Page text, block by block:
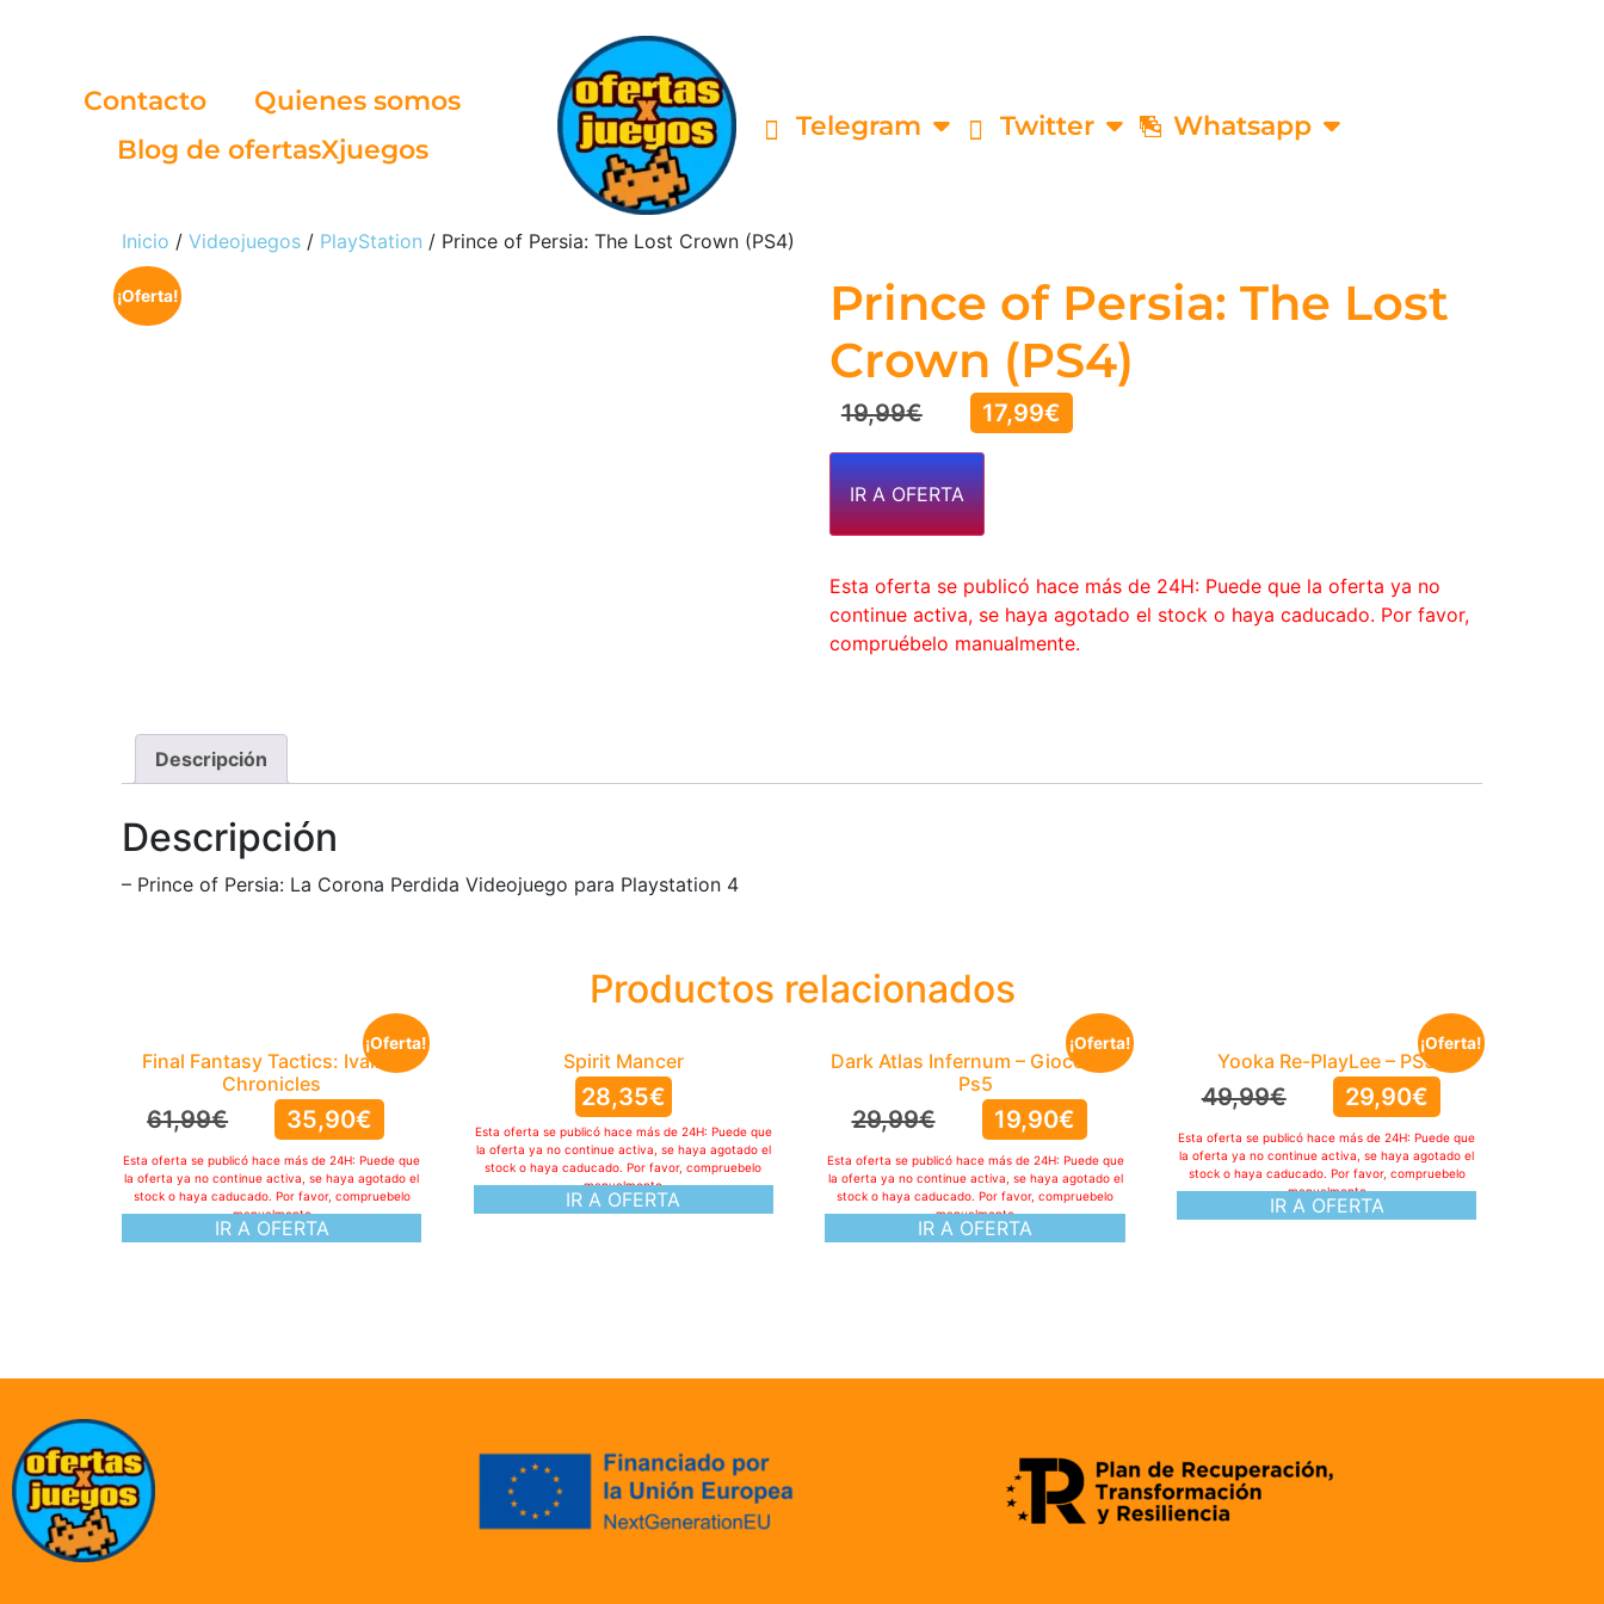
Contacto
Quienes somos
Blog de ofertasXjuegos
Telegram Twitter Whatsapp
Inicio / Videojuegos / PlayStation / Prince of Persia: The Lost Crown (PS4)
¡Oferta!
Prince of Persia: The Lost
Crown (PS4)
19,99€ 17,99€
IR A OFERTA
Esta oferta se publicó hace más de 24H: Puede que la oferta ya no
continue activa, se haya agotado el stock o haya caducado. Por favor,
compruébelo manualmente.
Descripción
Descripción
– Prince of Persia: La Corona Perdida Videojuego para Playstation 4
Productos relacionados
¡Oferta!
Final Fantasy Tactics: Ivalice
Chronicles
61,99€ 35,90€
IR A OFERTA
Esta oferta se publicó hace más de 24H: Puede que
la oferta ya no continue activa, se haya agotado el
stock o haya caducado. Por favor, compruebelo
manualmente
Spirit Mancer
28,35€
IR A OFERTA
Esta oferta se publicó hace más de 24H: Puede que
la oferta ya no continue activa, se haya agotado el
stock o haya caducado. Por favor, compruebelo
manualmente
¡Oferta!
Dark Atlas Infernum – Gioco Per
Ps5
29,99€ 19,90€
IR A OFERTA
Esta oferta se publicó hace más de 24H: Puede que
la oferta ya no continue activa, se haya agotado el
stock o haya caducado. Por favor, compruebelo
manualmente
¡Oferta!
Yooka Re-PlayLee – PS5
49,99€ 29,90€
IR A OFERTA
Esta oferta se publicó hace más de 24H: Puede que
la oferta ya no continue activa, se haya agotado el
stock o haya caducado. Por favor, compruebelo
manualmente